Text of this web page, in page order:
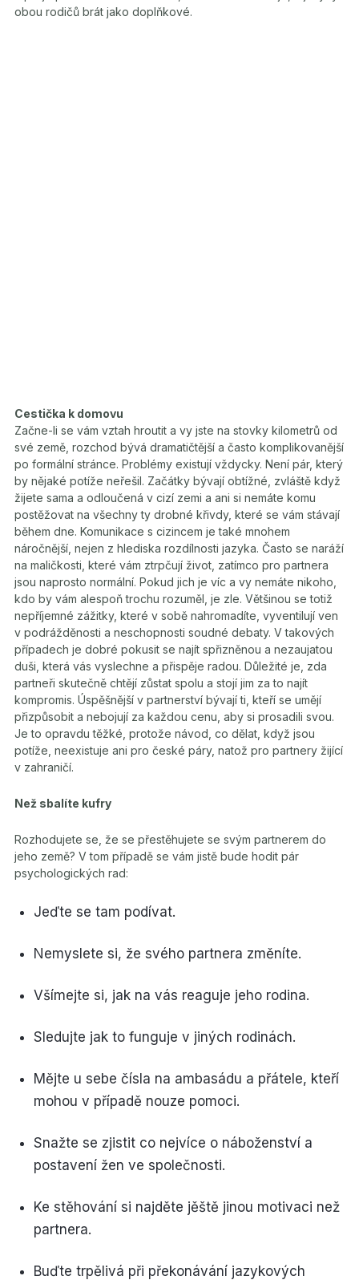
obou rodičů brát jako doplňkové.
Cestička k domovu
Začne-li se vám vztah hroutit a vy jste na stovky kilometrů od
své země, rozchod bývá dramatičtější a často komplikovanější
po formální stránce. Problémy existují vždycky. Není pár, který
by nějaké potíže neřešil. Začátky bývají obtížné, zvláště když
žijete sama a odloučená v cizí zemi a ani si nemáte komu
postěžovat na všechny ty drobné křivdy, které se vám stávají
během dne. Komunikace s cizincem je také mnohem
náročnější, nejen z hlediska rozdílnosti jazyka. Často se naráží
na maličkosti, které vám ztrpčují život, zatímco pro partnera
jsou naprosto normální. Pokud jich je víc a vy nemáte nikoho,
kdo by vám alespoň trochu rozuměl, je zle. Většinou se totiž
nepříjemné zážitky, které v sobě nahromadíte, vyventilují ven
v podrážděnosti a neschopnosti soudné debaty. V takových
případech je dobré pokusit se najít spřizněnou a nezaujatou
duši, která vás vyslechne a přispěje radou. Důležité je, zda
partneři skutečně chtějí zůstat spolu a stojí jim za to najít
kompromis. Úspěšnější v partnerství bývají ti, kteří se umějí
přizpůsobit a nebojují za každou cenu, aby si prosadili svou.
Je to opravdu těžké, protože návod, co dělat, když jsou
potíže, neexistuje ani pro české páry, natož pro partnery žijící
v zahraničí.
Než sbalíte kufry
Rozhodujete se, že se přestěhujete se svým partnerem do
jeho země? V tom případě se vám jistě bude hodit pár
psychologických rad:
Jeďte se tam podívat.
Nemyslete si, že svého partnera změníte.
Všímejte si, jak na vás reaguje jeho rodina.
Sledujte jak to funguje v jiných rodinách.
Mějte u sebe čísla na ambasádu a přátele, kteří
mohou v případě nouze pomoci.
Snažte se zjistit co nejvíce o náboženství a
postavení žen ve společnosti.
Ke stěhování si najděte jěště jinou motivaci než
partnera.
Buďte trpělivá při překonávání jazykových